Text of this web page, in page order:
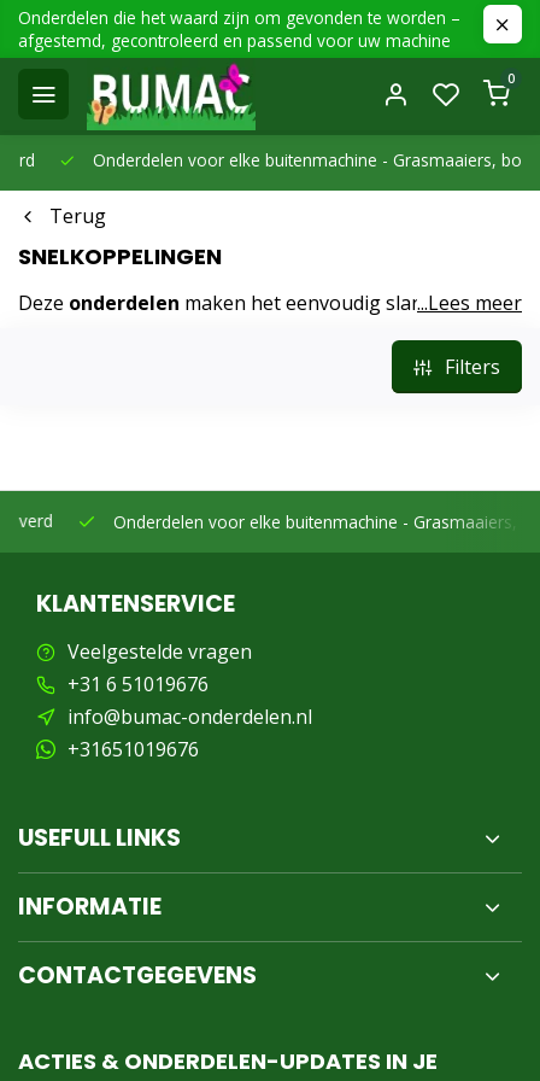
Onderdelen die het waard zijn om gevonden te worden –
afgestemd, gecontroleerd en passend voor uw machine
0
Onderdelen voor elke buitenmachine -Grasmaaiers,
Terug
SNELKOPPELINGEN
Deze onderdelen maken het eenvoudig slangen los of
...Lees meer
Filters
Onderdelen voor elke buitenmachine -Grasmaaiers,
KLANTENSERVICE
Veelgestelde vragen
+31 6 51019676
info@bumac-onderdelen.nl
+31651019676
USEFULL LINKS
INFORMATIE
CONTACTGEGEVENS
ACTIES & ONDERDELEN-UPDATES IN JE